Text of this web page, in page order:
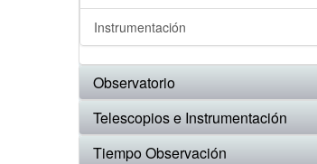
Instrumentación
Observatorio
Telescopios e Instrumentación
Tiempo Observación